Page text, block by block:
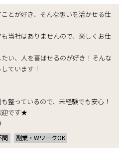
とが好き、そんな想いを活かせる仕
当社はありませんので、楽しくお仕
い、人を喜ばせるのが好き！そんな
ています！
整っているので、未経験でも安心！
迎です★
問 副業・WワークOK